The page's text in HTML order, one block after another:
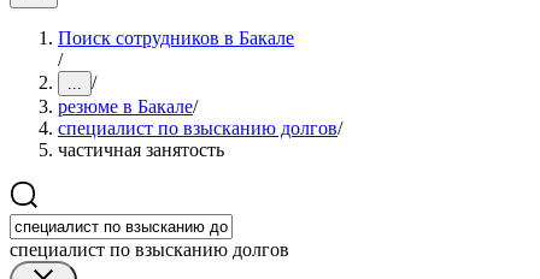
Поиск сотрудников в Бакале
/
... /
резюме в Бакале/
специалист по взысканию долгов/
частичная занятость
специалист по взысканию долгов